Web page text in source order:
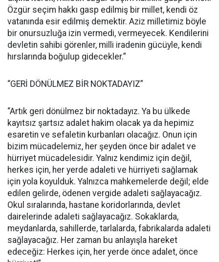
Özgür seçim hakkı gasp edilmiş bir millet, kendi öz
vatanında esir edilmiş demektir. Aziz milletimiz böyle
bir onursuzluğa izin vermedi, vermeyecek. Kendilerini
devletin sahibi görenler, milli iradenin gücüyle, kendi
hırslarında boğulup gidecekler.”
“GERİ DÖNÜLMEZ BİR NOKTADAYIZ”
“Artık geri dönülmez bir noktadayız. Ya bu ülkede
kayıtsız şartsız adalet hakim olacak ya da hepimiz
esaretin ve sefaletin kurbanları olacağız. Onun için
bizim mücadelemiz, her şeyden önce bir adalet ve
hürriyet mücadelesidir. Yalnız kendimiz için değil,
herkes için, her yerde adaleti ve hürriyeti sağlamak
için yola koyulduk. Yalnızca mahkemelerde değil; elde
edilen gelirde, ödenen vergide adaleti sağlayacağız.
Okul sıralarında, hastane koridorlarında, devlet
dairelerinde adaleti sağlayacağız. Sokaklarda,
meydanlarda, sahillerde, tarlalarda, fabrikalarda adaleti
sağlayacağız. Her zaman bu anlayışla hareket
edeceğiz: Herkes için, her yerde önce adalet, önce